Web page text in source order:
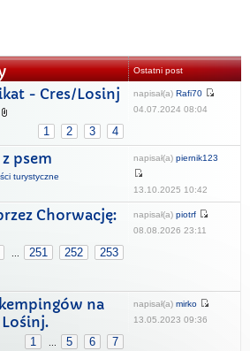
Ostatni post
- Cres/Losinj
1 2 3 4
napisał(a) Rafi70
04.07.2024 08:04
psem
turystyczne
napisał(a) piernik123
13.10.2025 10:42
Chorwację:
251 252 253
napisał(a) piotrf
08.08.2026 23:11
na
Lośinj.
1 5 6 7
napisał(a) mirko
13.05.2023 09:36